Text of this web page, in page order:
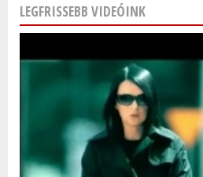
LEGFRISSEBB VIDEÓINK